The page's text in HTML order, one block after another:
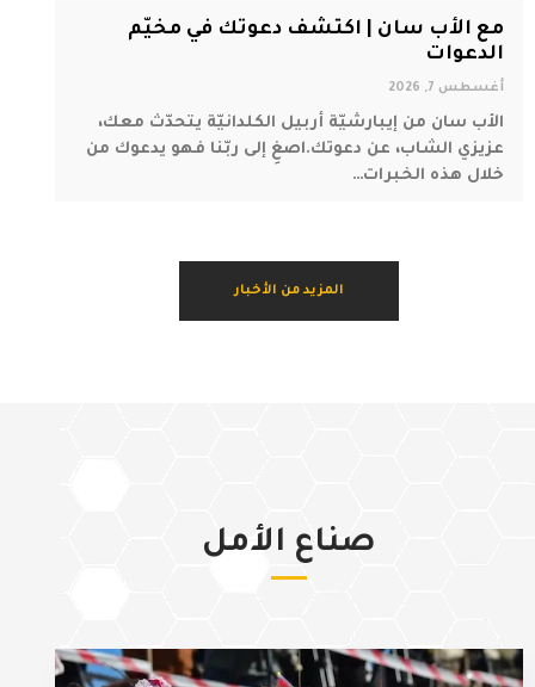
مع الأب سان | اكتشف دعوتك في مخيّم
الدعوات
أغسطس 7, 2026
الأب سان من إيبارشيّة أربيل الكلدانيّة يتحدّث معك،
عزيزي الشاب، عن دعوتك.اصغِ إلى ربّنا فهو يدعوك من
خلال هذه الخبرات…
المزيد من الأخبار
صناع الأمل